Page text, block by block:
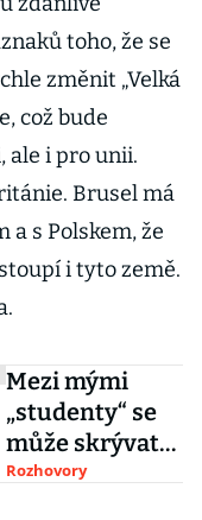
toho, že se
změnit „Velká
což bude
ale i pro unii.
Brusel má
a s Polskem, že
i tyto země.
Mezi mými
„studenty“ se
může skrývat
budoucí český
Rozhovory